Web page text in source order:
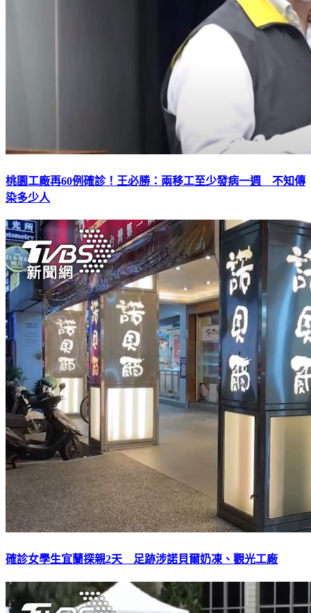
桃園工廠再60例確診！王必勝：兩移工至少發病一週 不知傳
染多少人
確診女學生宜蘭探親2天 足跡涉諾貝爾奶凍、觀光工廠